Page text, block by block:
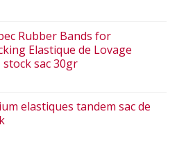
Rubber Bands for
Elastique de Lovage
sac 30gr
elastiques tandem sac de